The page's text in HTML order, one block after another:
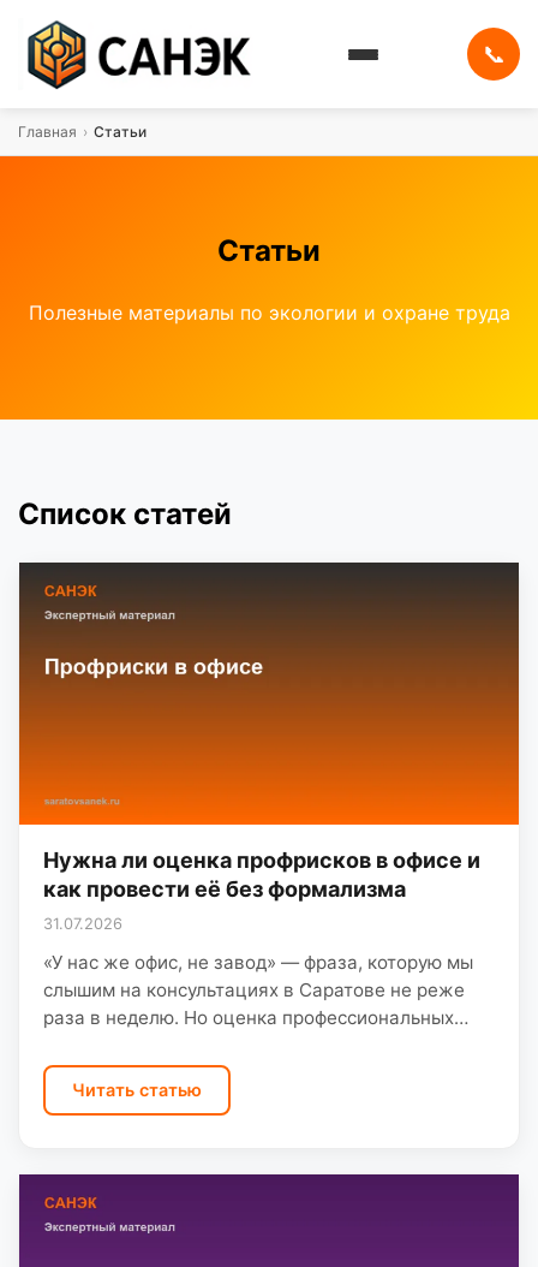
📞
Главная › Статьи
Статьи
Полезные материалы по экологии и охране труда
Список статей
Нужна ли оценка профрисков в офисе и
как провести её без формализма
31.07.2026
«У нас же офис, не завод» — фраза, которую мы
слышим на консультациях в Саратове не реже
раза в неделю. Но оценка профессиональных
Читать статью